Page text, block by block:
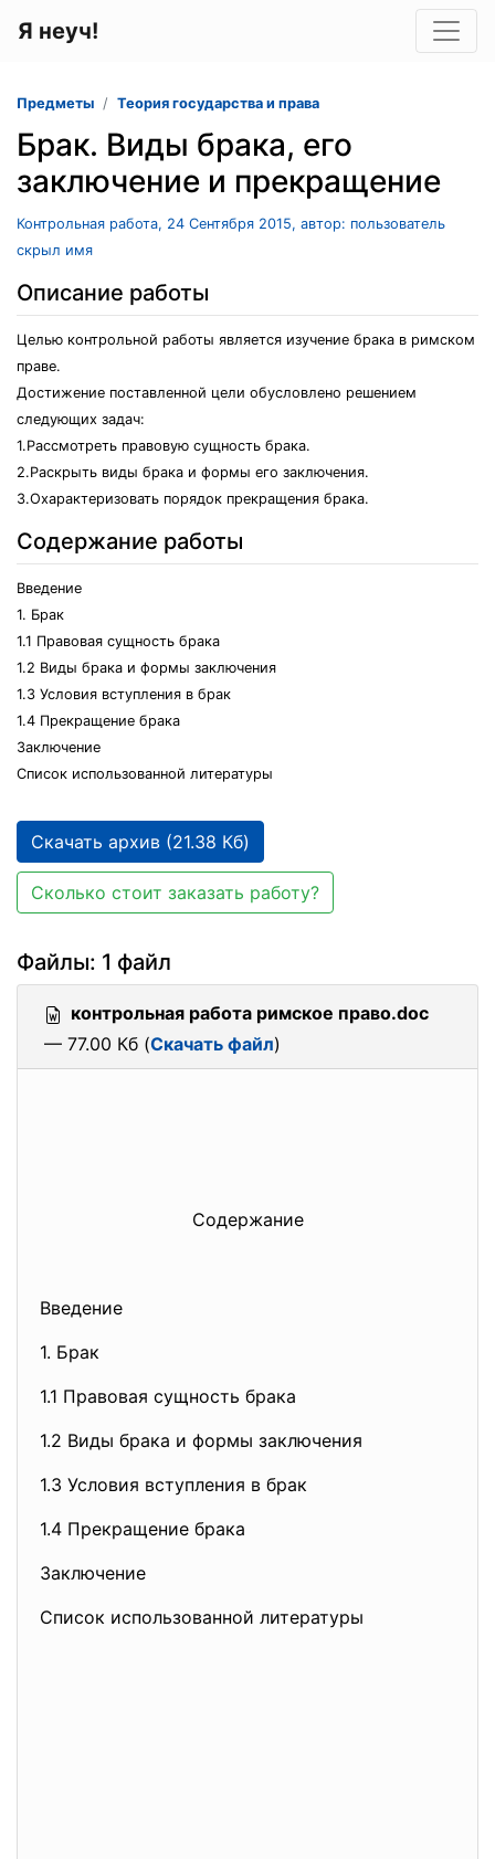
Я неуч!
Предметы Теория государства и права
Брак. Виды брака, его
заключение и прекращение
Контрольная работа, 24 Сентября 2015, автор: пользователь
скрыл имя
Описание работы
Целью контрольной работы является изучение брака в римском
праве.
Достижение поставленной цели обусловлено решением
следующих задач:
1.Рассмотреть правовую сущность брака.
2.Раскрыть виды брака и формы его заключения.
3.Охарактеризовать порядок прекращения брака.
Содержание работы
Введение
1. Брак
1.1 Правовая сущность брака
1.2 Виды брака и формы заключения
1.3 Условия вступления в брак
1.4 Прекращение брака
Заключение
Список использованной литературы
Скачать архив (21.38 Кб)
Сколько стоит заказать работу?
Файлы: 1 файл
контрольная работа римское право.doc
— 77.00 Кб (Скачать файл)
Содержание
Введение
1. Брак
1.1 Правовая сущность брака
1.2 Виды брака и формы заключения
1.3 Условия вступления в брак
1.4 Прекращение брака
Заключение
Список использованной литературы